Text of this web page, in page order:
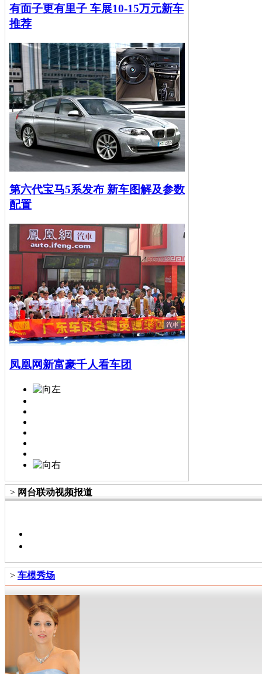
有面子更有里子 车展10-15万元新车
推荐
第六代宝马5系发布 新车图解及参数
配置
凤凰网新富豪千人看车团
> 网台联动视频报道
> 车模秀场